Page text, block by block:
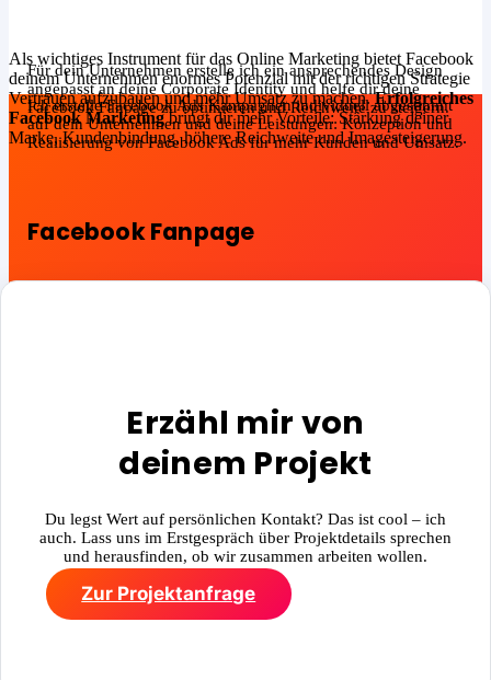
Als wichtiges Instrument für das Online Marketing bietet Facebook
deinem Unternehmen enormes Potenzial mit der richtigen Strategie
Vertrauen aufzubauen und mehr Umsatz zu machen.Erfolgreiches
Facebook Marketingbringt dir mehr Vorteile: Stärkung deiner
Marke, Kundenbindung, höhere Reichweite und Imagesteigerung.
Facebook Fanpage
Für dein Unternehmen erstelle ich ein ansprechendes Design
angepasst an deine Corporate Identity und helfe dir deine
Facebook Fanpage zu optimieren und Reichweite zu steigern.
Ich erstelle Facebook Ads Kampagnen individuell abgestimmt
auf dein Unternehmen und deine Leistungen: Konzeption und
Realisierung von Facebook Ads für mehr Kunden und Umsatz.
Erzähl mir von
deinem Projekt
Du legst Wert auf persönlichen Kontakt? Das ist cool – ich
auch. Lass uns im Erstgespräch über Projektdetails sprechen
und herausfinden, ob wir zusammen arbeiten wollen.
Zur Projektanfrage